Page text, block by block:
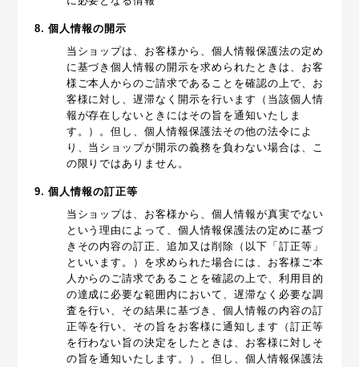
8. 個人情報の開示
当ショップは、お客様から、個人情報保護法の定め
に基づき個人情報の開示を求められたときは、お客
様ご本人からのご請求であることを確認の上で、お
客様に対し、遅滞なく開示を行います（当該個人情
報が存在しないときにはその旨を通知いたしま
す。）。但し、個人情報保護法その他の法令によ
り、当ショップが開示の義務を負わない場合は、こ
の限りではありません。
9. 個人情報の訂正等
当ショップは、お客様から、個人情報が真実でない
という理由によって、個人情報保護法の定めに基づ
きその内容の訂正、追加又は削除（以下「訂正等」
といいます。）を求められた場合には、お客様ご本
人からのご請求であることを確認の上で、利用目的
の達成に必要な範囲内において、遅滞なく必要な調
査を行い、その結果に基づき、個人情報の内容の訂
正等を行い、その旨をお客様に通知します（訂正等
を行わない旨の決定をしたときは、お客様に対しそ
の旨を通知いたします。）。但し、個人情報保護法